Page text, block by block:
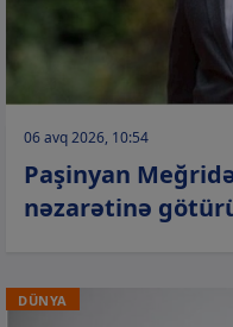
06 avq 2026, 10:54
Paşinyan
nəzarətinə
DÜNYA